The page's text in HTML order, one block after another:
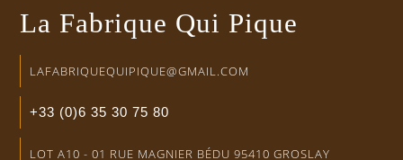
La Fabrique Qui Pique
LAFABRIQUEQUIPIQUE@GMAIL.COM
+33 (0)6 35 30 75 80
LOT A10 - 01 RUE MAGNIER BÉDU 95410 GROSLAY